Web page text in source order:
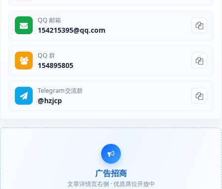
QQ 邮箱
154215395@qq.com
QQ 群
154895805
Telegram交流群
@hzjcp
广告招商
文章详情页右侧 · 优质席位开放中